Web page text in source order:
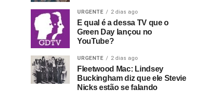
URGENTE 2 dias ago
E qual é a dessa TV que o
Green Day lançou no
YouTube?
URGENTE 2 dias ago
Fleetwood Mac: Lindsey
Buckingham diz que ele Stevie
Nicks estão se falando